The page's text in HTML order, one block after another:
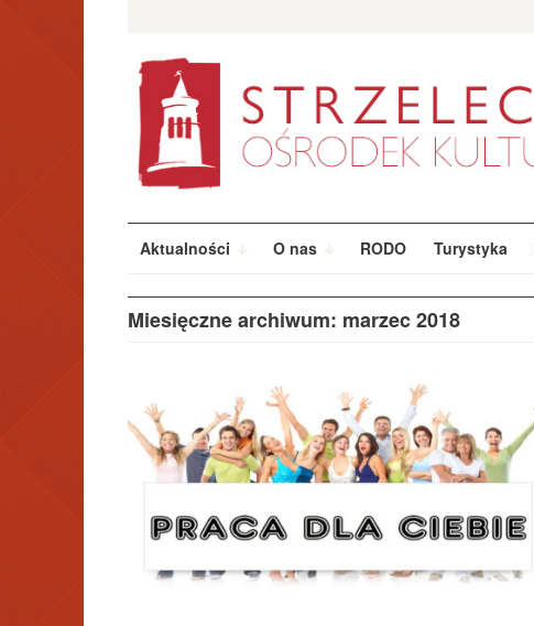
Aktualności O nas RODO Turystyka
Miesięczne archiwum: marzec 2018